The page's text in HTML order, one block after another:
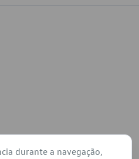
durante a navegação,